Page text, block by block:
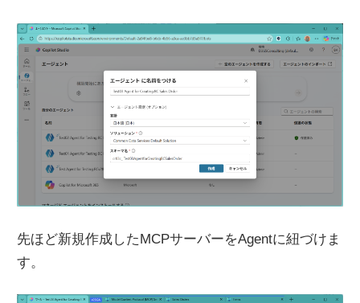
先ほど新規作成したMCPサーバーをAgentに紐づけま
す。